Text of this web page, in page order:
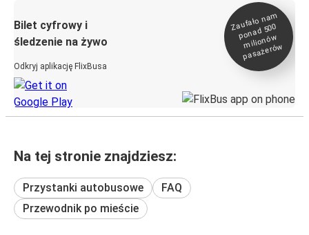
Bilet cyfrowy i
śledzenie na żywo
Odkryj aplikację FlixBusa
Zaufało na
m
ponad 500
milionó
w
pasażeró
w
Na tej stronie znajdziesz:
Przystanki autobusowe
FAQ
Przewodnik po mieście